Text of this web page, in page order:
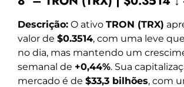
Descrição: O ativo TRON (TRX)
valor de $0.3514, com uma leve
no dia, mas mantendo um
semanal de +0,44%. Sua
mercado é de $33,3 bilhões, com